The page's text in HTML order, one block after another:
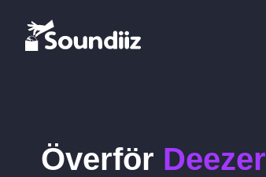
Överför Deezer